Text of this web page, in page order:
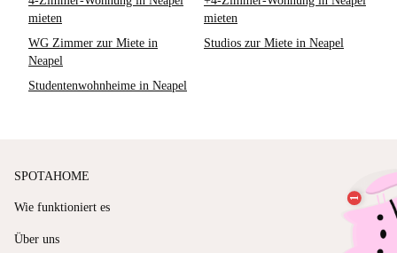
mieten
mieten
WG Zimmer zur Miete in
Neapel
Studios zur Miete in Neapel
Studentenwohnheime in Neapel
SPOTAHOME
Wie funktioniert es
Über uns